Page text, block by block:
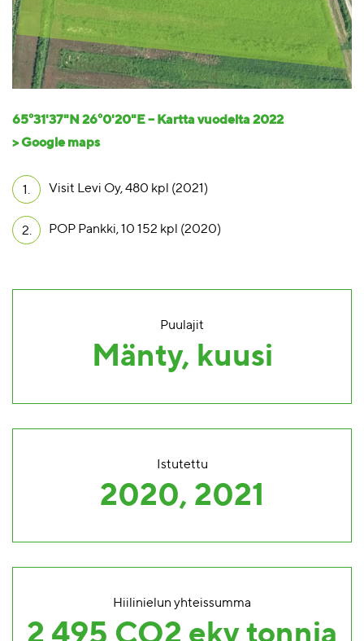
65°31'37"N 26°0'20"E – Kartta vuodelta 2022
> Google maps
1. Visit Levi Oy, 480 kpl (2021)
2. POP Pankki, 10 152 kpl (2020)
Puulajit
Mänty, kuusi
Istutettu
2020, 2021
Hiilinielun yhteissumma